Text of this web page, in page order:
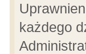
każdego